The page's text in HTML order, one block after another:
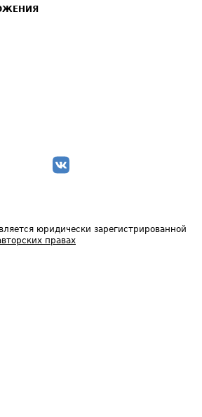
юридически зарегистрированной
правах